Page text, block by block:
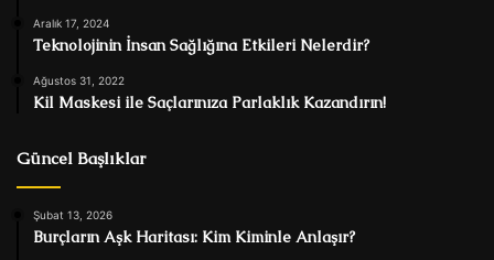
Aralık 17, 2024
Teknolojinin İnsan Sağlığına Etkileri Nelerdir?
Ağustos 31, 2022
Kil Maskesi ile Saçlarınıza Parlaklık Kazandırın!
Güncel Başlıklar
Şubat 13, 2026
Burçların Aşk Haritası: Kim Kiminle Anlaşır?